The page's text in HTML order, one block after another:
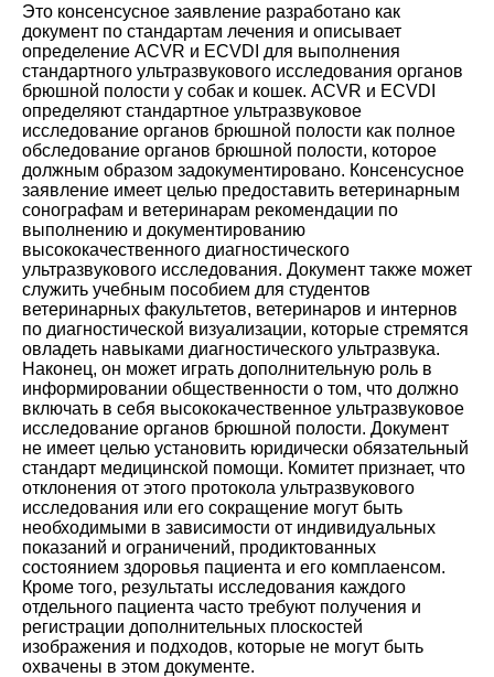
Это консенсусное заявление разработано как
документ по стандартам лечения и описывает
определение ACVR и ECVDI для выполнения
стандартного ультразвукового исследования органов
брюшной полости у собак и кошек. ACVR и ECVDI
определяют стандартное ультразвуковое
исследование органов брюшной полости как полное
обследование органов брюшной полости, которое
должным образом задокументировано. Консенсусное
заявление имеет целью предоставить ветеринарным
сонографам и ветеринарам рекомендации по
выполнению и документированию
высококачественного диагностического
ультразвукового исследования. Документ также может
служить учебным пособием для студентов
ветеринарных факультетов, ветеринаров и интернов
по диагностической визуализации, которые стремятся
овладеть навыками диагностического ультразвука.
Наконец, он может играть дополнительную роль в
информировании общественности о том, что должно
включать в себя высококачественное ультразвуковое
исследование органов брюшной полости. Документ
не имеет целью установить юридически обязательный
стандарт медицинской помощи. Комитет признает, что
отклонения от этого протокола ультразвукового
исследования или его сокращение могут быть
необходимыми в зависимости от индивидуальных
показаний и ограничений, продиктованных
состоянием здоровья пациента и его комплаенсом.
Кроме того, результаты исследования каждого
отдельного пациента часто требуют получения и
регистрации дополнительных плоскостей
изображения и подходов, которые не могут быть
охвачены в этом документе.